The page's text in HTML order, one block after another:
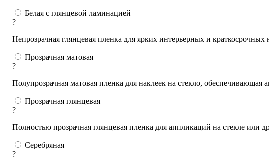
Белая с глянцевой ламинацией
?
Непрозрачная глянцевая пленка для ярких интерьерных и
Прозрачная матовая
?
Полупрозрачная матовая пленка для наклеек на стекло,
Прозрачная глянцевая
?
Полностью прозрачная глянцевая пленка для аппликаций на стекле или
Серебряная
?